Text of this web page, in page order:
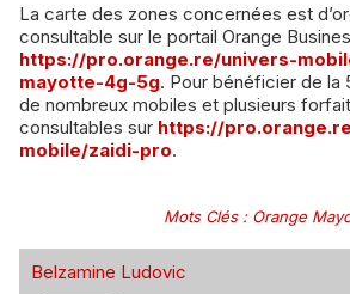
La carte des zones concernées est
consultable sur le portail Orange
https://pro.orange.re/univers-
mayotte-4g-5g. Pour bénéficier de la
de nombreux mobiles et plusieurs
consultables sur https://
mobile/zaidi-pro.
Mots Clés: Orange
Belzamine Ludovic